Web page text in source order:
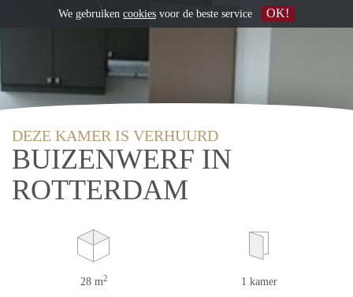
DEZE KAMER IS VERHUURD
BUIZENWERF IN
ROTTERDAM
28 m2 1 kamer
We gebruiken cookies voor de beste service OK!